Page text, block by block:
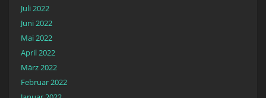
Juli 2022
Juni 2022
Mai 2022
April 2022
März 2022
Februar 2022